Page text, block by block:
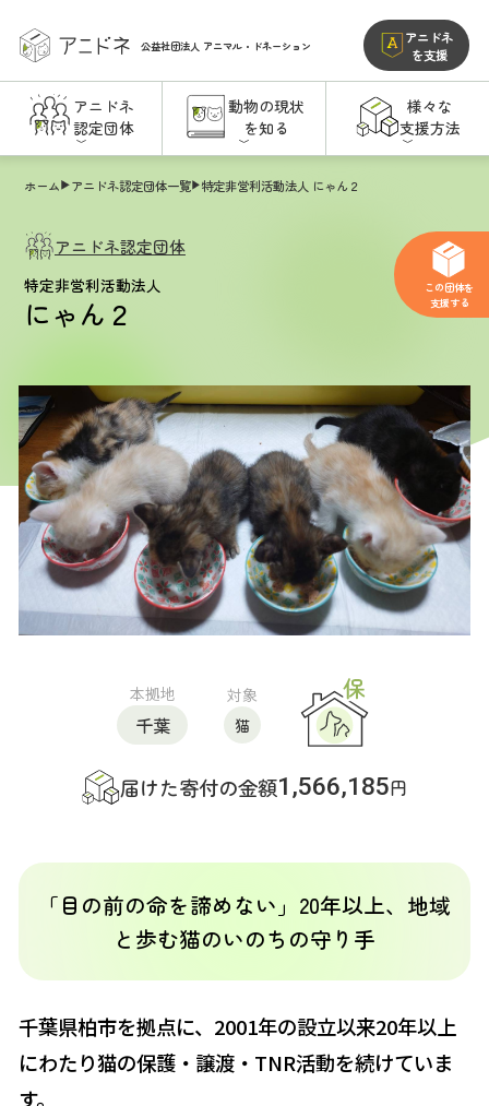
公益社団法人 アニマル・ドネーション
アニドネ
を支援
アニドネ
認定団体
動物の現状
を知る
様々な
支援方法
ホーム アニドネ認定団体一覧 特定非営利活動法人 にゃん２
アニドネ認定団体
特定非営利活動法人
にゃん２
この団体を
支援する
本拠地
千葉
対象
猫
届けた寄付の金額1,566,185円
「目の前の命を諦めない」20年以上、地域
と歩む猫のいのちの守り手
千葉県柏市を拠点に、2001年の設立以来20年以上
にわたり猫の保護・譲渡・TNR活動を続けていま
す。